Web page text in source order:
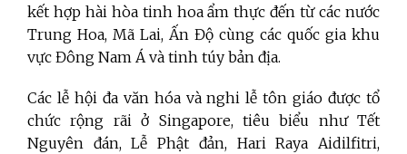
kết hợp hài hòa tinh hoa ẩm thực đến từ các nước
Trung Hoa, Mã Lai, Ấn Độ cùng các quốc gia khu
vực Đông Nam Á và tinh túy bản địa.
Các lễ hội đa văn hóa và nghi lễ tôn giáo được tổ
chức rộng rãi ở Singapore, tiêu biểu như Tết
Nguyên đán, Lễ Phật đản, Hari Raya Aidilfitri,